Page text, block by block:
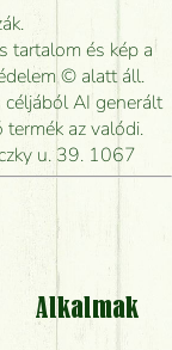
hogy még ma
a csokrot, és
van?
tartalom és kép a
© alatt áll.
AI generált
az valódi.
u. 39. 1067
Alkalmak